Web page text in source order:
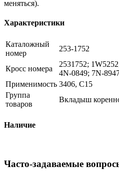
меняться).
Характеристики
Каталожный
номер
253-1752
Кросс номера
2531752;
4N-0849; 7N-
Применимость 3406, C15
Группа
товаров
Вкладыш
Наличие
Часто-задаваемые